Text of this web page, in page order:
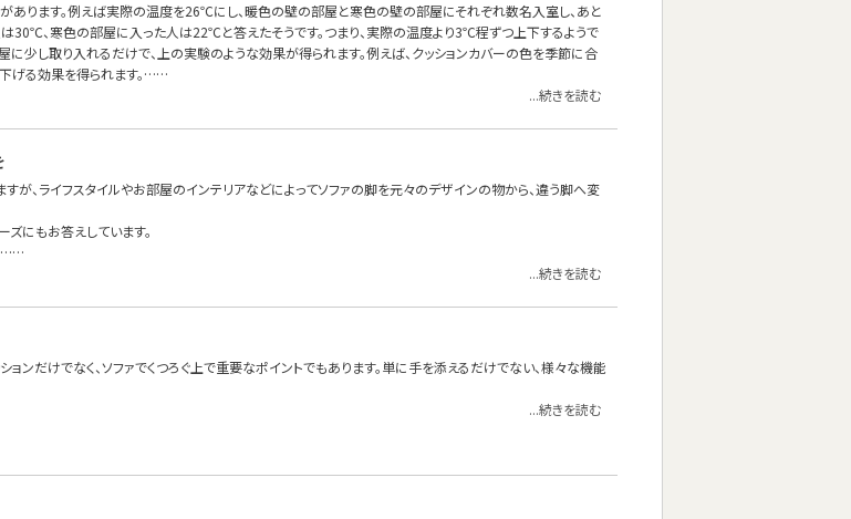
あります。例えば実際の温度を26℃にし、暖色の壁の部屋と寒色の壁の部屋にそれぞれ数名入室し、あと
30℃、寒色の部屋に入った人は22℃と答えたそうです。つまり、実際の温度より3℃程ずつ上下するようで
に少し取り入れるだけで、上の実験のような効果が得られます。例えば、クッションカバーの色を季節に合
げる効果を得られます。……
...続きを読む
が、ライフスタイルやお部屋のインテリアなどによってソファの脚を元々のデザインの物から、違う脚へ変
ズにもお答えしています。
……
...続きを読む
ョンだけでなく、ソファでくつろぐ上で重要なポイントでもあります。単に手を添えるだけでない、様々な機能
...続きを読む